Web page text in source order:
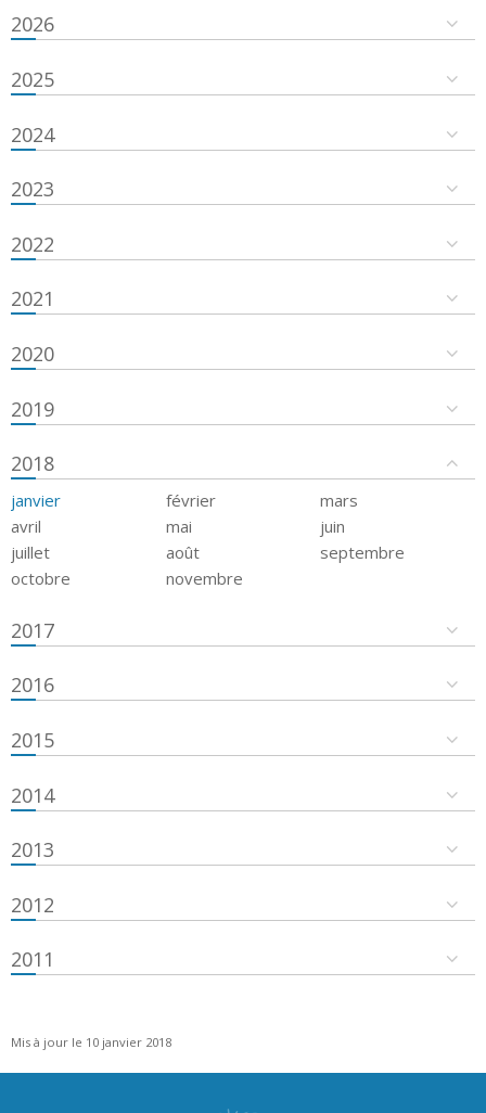
2026
2025
2024
2023
2022
2021
2020
2019
2018
janvier février
mars
avril
mai
juin
juillet
août
septembre
octobre
novembre
2017
2016
2015
2014
2013
2012
2011
Mis à jour le 10 janvier 2018